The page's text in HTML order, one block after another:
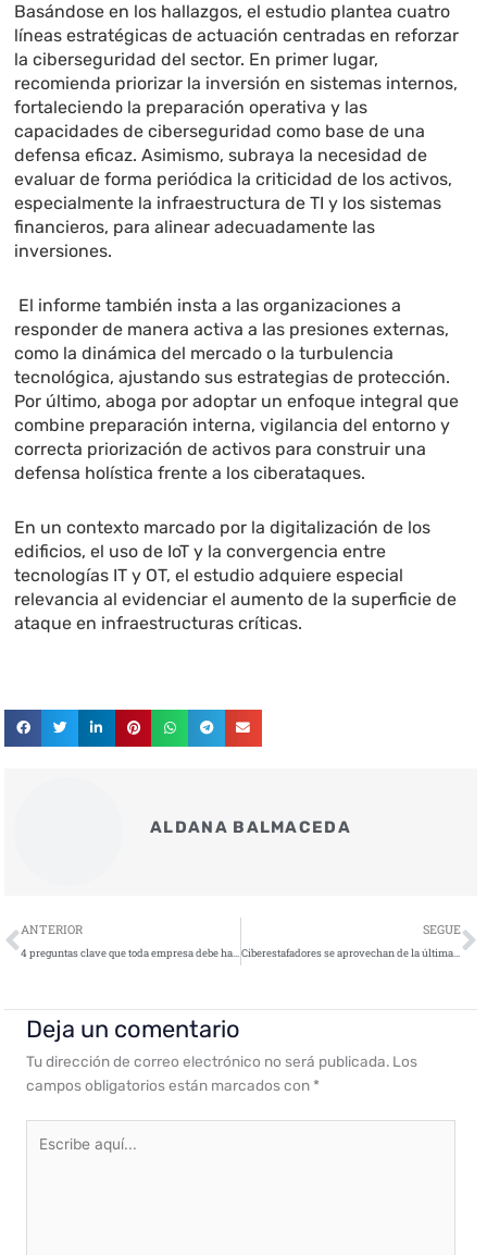
Basándose en los hallazgos, el estudio plantea cuatro
líneas estratégicas de actuación centradas en reforzar
la ciberseguridad del sector. En primer lugar,
recomienda priorizar la inversión en sistemas internos,
fortaleciendo la preparación operativa y las
capacidades de ciberseguridad como base de una
defensa eficaz. Asimismo, subraya la necesidad de
evaluar de forma periódica la criticidad de los activos,
especialmente la infraestructura de TI y los sistemas
financieros, para alinear adecuadamente las
inversiones.
El informe también insta a las organizaciones a
responder de manera activa a las presiones externas,
como la dinámica del mercado o la turbulencia
tecnológica, ajustando sus estrategias de protección.
Por último, aboga por adoptar un enfoque integral que
combine preparación interna, vigilancia del entorno y
correcta priorización de activos para construir una
defensa holística frente a los ciberataques.
En un contexto marcado por la digitalización de los
edificios, el uso de IoT y la convergencia entre
tecnologías IT y OT, el estudio adquiere especial
relevancia al evidenciar el aumento de la superficie de
ataque en infraestructuras críticas.
ALDANA BALMACEDA
Ant
ANTERIOR
4 preguntas clave que toda empresa debe hacerse antes de usar herramientas de IA
SEGUE
Ciberestafadores se aprovechan de la última temporada de Stranger Things para robar datos
Deja un comentario
Tu dirección de correo electrónico no será publicada. Los
campos obligatorios están marcados con *
aquí...